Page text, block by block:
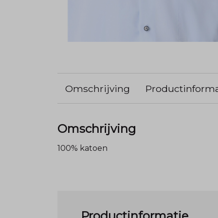
Omschrijving
Omschrijving
100% katoen